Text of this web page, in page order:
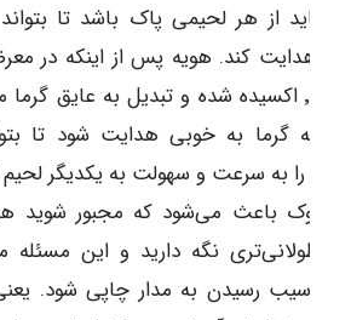
باید از هر لحیمی پاک باشد تا
هدایت کند. هویه پس از اینکه در
می‌گیرد٬ اکسیده شده و تبدیل به عایق
که گرما به خوبی هدایت شود تا
را به سرعت و سهولت به یکدیگر
نوک باعث می‌شود که مجبور شوید
طولانی‌تری نگه دارید و این
آسیب رسیدن به مدار چاپی شود.